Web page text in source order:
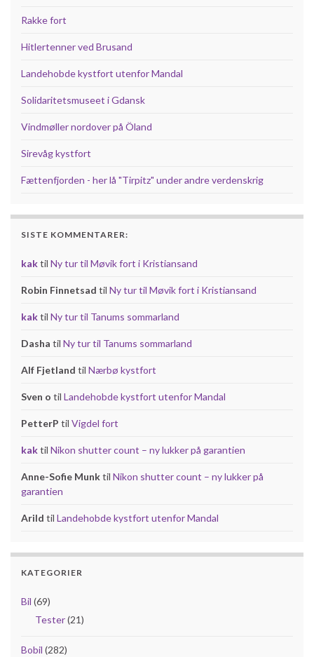
Rakke fort
Hitlertenner ved Brusand
Landehobde kystfort utenfor Mandal
Solidaritetsmuseet i Gdansk
Vindmøller nordover på Öland
Sirevåg kystfort
Fættenfjorden - her lå "Tirpitz" under andre verdenskrig
SISTE KOMMENTARER:
kaktil Ny tur til Møvik fort i Kristiansand
Robin Finnetsad til Ny tur til Møvik fort i Kristiansand
kaktil Ny tur til Tanums sommarland
Dasha til Ny tur til Tanums sommarland
Alf Fjetland til Nærbø kystfort
Sven o til Landehobde kystfort utenfor Mandal
PetterP til Vigdel fort
kaktil Nikon shutter count – ny lukker på garantien
Anne-Sofie Munktil Nikon shutter count – ny lukker på
garantien
Arild til Landehobde kystfort utenfor Mandal
KATEGORIER
Bil (69)
Tester(21)
Bobil (282)